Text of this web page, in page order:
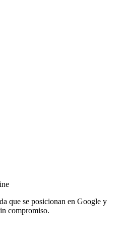
que se posicionan en Google y
compromiso.